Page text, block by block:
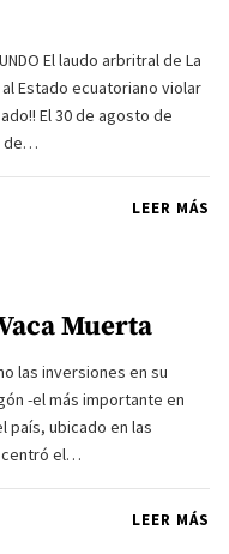
El laudo arbritral de La
Estado ecuatoriano violar
El 30 de agosto de
de…
LEER MÁS
Muerta
las inversiones en su
-el más importante en
país, ubicado en las
el…
LEER MÁS